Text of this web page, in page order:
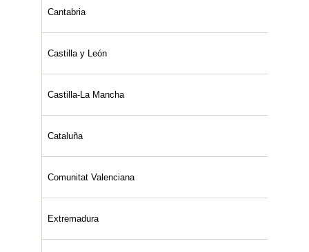
Cantabria
Castilla y León
Castilla-La Mancha
Cataluña
Comunitat Valenciana
Extremadura